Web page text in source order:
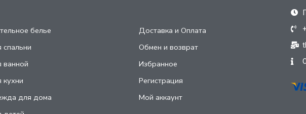
белье
ванной
для дома
Доставка и Оплата
Обмен и возврат
Избранное
Регистрация
Мой аккаунт